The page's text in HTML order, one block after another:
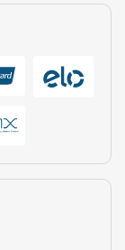
porte.
e
higiene